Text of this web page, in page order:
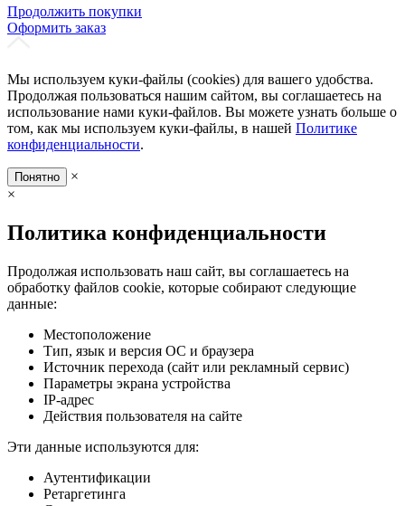
Продолжить покупки
Оформить заказ
Мы используем куки-файлы (cookies) для вашего удобства.
Продолжая пользоваться нашим сайтом, вы соглашаетесь на
использование нами куки-файлов. Вы можете узнать больше о
том, как мы используем куки-файлы, в нашей Политике
конфиденциальности.
Понятно
×
×
Политика конфиденциальности
Продолжая использовать наш сайт, вы соглашаетесь на
обработку файлов cookie, которые собирают следующие
данные:
Местоположение
Тип, язык и версия ОС и браузера
Источник перехода (сайт или рекламный сервис)
Параметры экрана устройства
IP-адрес
Действия пользователя на сайте
Эти данные используются для:
Аутентификации
Ретаргетинга